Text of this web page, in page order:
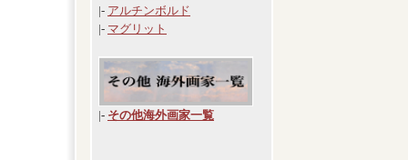
|- アルチンボルド
|- マグリット
|- その他海外画家一覧